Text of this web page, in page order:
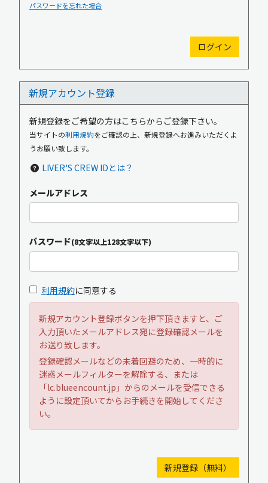
パスワードを忘れた場合
新規アカウント登録
新規登録をご希望の方はこちらからご登録下さい。
当サイトの利用規約をご確認の上、新規登録へお進みいただくよ
うお願い致します。
LIVER'S CREW IDとは？
メールアドレス
パスワード(8文字以上128文字以下)
利用規約に同意する
新規アカウント登録ボタンを押下頂きますと、ご
入力頂いたメールアドレス宛に登録確認メールを
お送り致します。
登録確認メールなどの未着回避のため、一時的に
迷惑メールフィルターを解除する、または
「lc.blueencount.jp」からのメールを受信できる
ように設定頂いてからお手続きを開始してくださ
い。